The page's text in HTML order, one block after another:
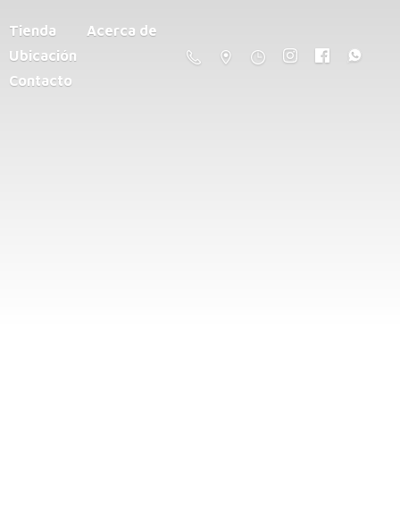
Tienda
Acerca de
Ubicación
Contacto